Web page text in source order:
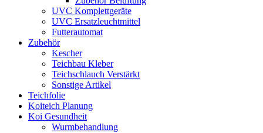
UVC Komplettgeräte
UVC Ersatzleuchtmittel
Futterautomat
Zubehör
Kescher
Teichbau Kleber
Teichschlauch Verstärkt
Sonstige Artikel
Teichfolie
Koiteich Planung
Koi Gesundheit
Wurmbehandlung